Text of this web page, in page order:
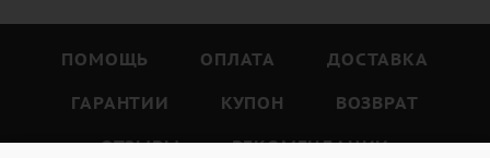
Кроме того, букет из 101 розы - это не
только красивый, но и очень щедрый
ПОМОЩЬ ОПЛАТА
ДОСТАВКА
ГАРАНТИИ
КУПОН
ВОЗВРАТ
ОТЗЫВЫ
РЕКОМЕНДАЦИИ